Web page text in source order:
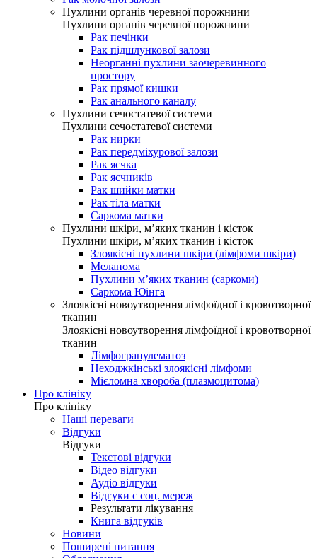
Пухлини органів черевної порожнини
Пухлини органів черевної порожнини
Рак печінки
Рак підшлункової залози
Неорганні пухлини заочеревинного
простору
Рак прямої кишки
Рак анального каналу
Пухлини сечостатевої системи
Пухлини сечостатевої системи
Рак нирки
Рак передміхурової залози
Рак яєчка
Рак яєчників
Рак шийки матки
Рак тіла матки
Саркома матки
Пухлини шкіри, м’яких тканин і кісток
Пухлини шкіри, м’яких тканин і кісток
Злоякісні пухлини шкіри (лімфоми шкіри)
Меланома
Пухлини м’яких тканин (саркоми)
Саркома Юінга
Злоякісні новоутворення лімфоїдної і кровотворної
тканин
Злоякісні новоутворення лімфоїдної і кровотворної
тканин
Лімфогранулематоз
Неходжкінські злоякісні лімфоми
Мієломна хвороба (плазмоцитома)
Про клініку
Про клініку
Наші переваги
Відгуки
Відгуки
Текстові відгуки
Відео відгуки
Аудіо відгуки
Відгуки с соц. мереж
Результати лікування
Книга відгуків
Новини
Поширені питання